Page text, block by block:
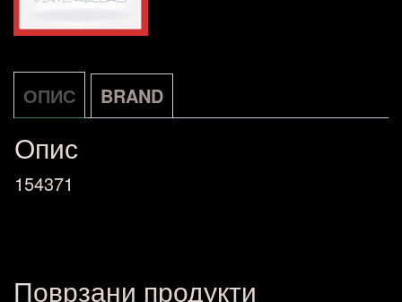
LP
GB
количина
ОПИС BRAND
Опис
154371
Поврзани продукти